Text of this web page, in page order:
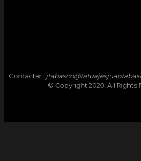
Contactar :
© Copyright 2020. All Rights